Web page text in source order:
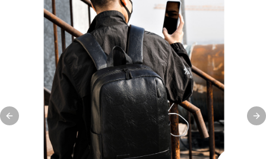
Previous slide